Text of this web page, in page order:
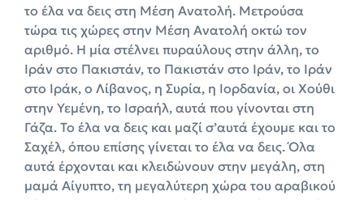
το έλα να δεις στη Μέση Ανατολή. Μετρούσα
τώρα τις χώρες στην Μέση Ανατολή οκτώ τον
αριθμό. Η μία στέλνει πυραύλους στην άλλη, το
Ιράν στο Πακιστάν, το Πακιστάν στο Ιράν, το Ιράν
στο Ιράκ, ο Λίβανος, η Συρία, η Ιορδανία, οι Χούθι
στην Υεμένη, το Ισραήλ, αυτά που γίνονται στη
Γάζα. Το έλα να δεις και μαζί σ’αυτά έχουμε και το
Σαχέλ, όπου επίσης γίνεται το έλα να δεις. Όλα
αυτά έρχονται και κλειδώνουν στην μεγάλη, στη
μαμά Αίγυπτο, τη μεγαλύτερη χώρα του αραβικού